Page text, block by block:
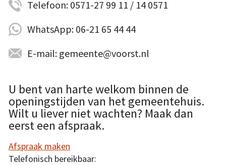
Telefoon: 0571-27 99 11 / 14 0571
WhatsApp: 06-21 65 44 44
E-mail: gemeente@voorst.nl
U bent van harte welkom binnen de
openingstijden van het gemeentehuis.
Wilt u liever niet wachten? Maak dan
eerst een afspraak.
Afspraak maken
Telefonisch bereikbaar: